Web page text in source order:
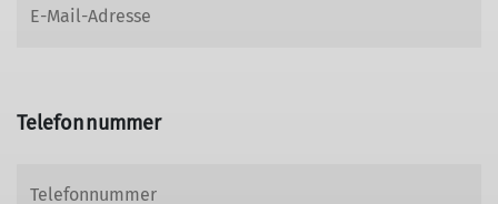
Telefonnummer